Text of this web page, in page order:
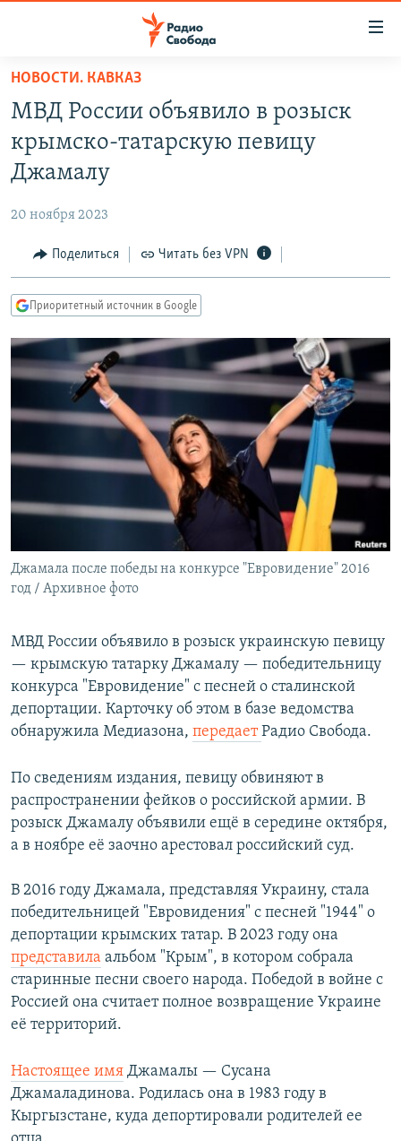
упрощенного
доступа
основному
Вернутся
Вернутся
поиску
ПОДКАСТЫ
АВТОРСКИЕ ПРОЕКТЫ
МНЕНИЯ
КУЛЬТУРА
КАВКАЗ.РЕАЛИИ
СЕВЕР.РЕАЛИИ
СИБИРЬ.РЕАЛИИ
РАСПИСАНИЕ ВЕЩАНИЯ
ПОДПИШИТЕСЬ НА РАССЫЛКУ
СОЦИАЛЬНЫЕ СЕТИ
НОВОСТИ. КАВКАЗ
МВД России объявило в розыск
крымско-татарскую певицу
Джамалу
20 ноября 2023
Поделиться Читать без VPN
Приоритетный источник в Google
Джамала после победы на конкурсе "Евровидение" 2016
год / Архивное фото
МВД России объявило в розыск украинскую певицу
— крымскую татарку Джамалу — победительницу
конкурса "Евровидение" с песней о сталинской
депортации. Карточку об этом в базе ведомства
обнаружила Медиазона, передаетРадио Свобода.
По сведениям издания, певицу обвиняют в
распространении фейков о российской армии. В
розыск Джамалу объявили ещё в середине октября,
а в ноябре её заочно арестовал российский суд.
В 2016 году Джамала, представляя Украину, стала
победительницей "Евровидения" с песней "1944" о
депортации крымских татар. В 2023 году она
представила альбом "Крым", в котором собрала
старинные песни своего народа. Победой в войне с
Россией она считает полное возвращение Украине
её территорий.
Настоящее имя Джамалы — Сусана
Джамаладинова. Родилась она в 1983 году в
Кыргызстане, куда депортировали родителей ее